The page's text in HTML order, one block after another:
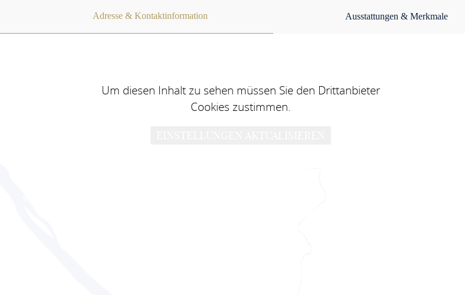
Adresse & Kontaktinformation Ausstattungen & Merkmale
Um diesen Inhalt zu sehen müssen Sie den Drittanbieter
Cookies zustimmen.